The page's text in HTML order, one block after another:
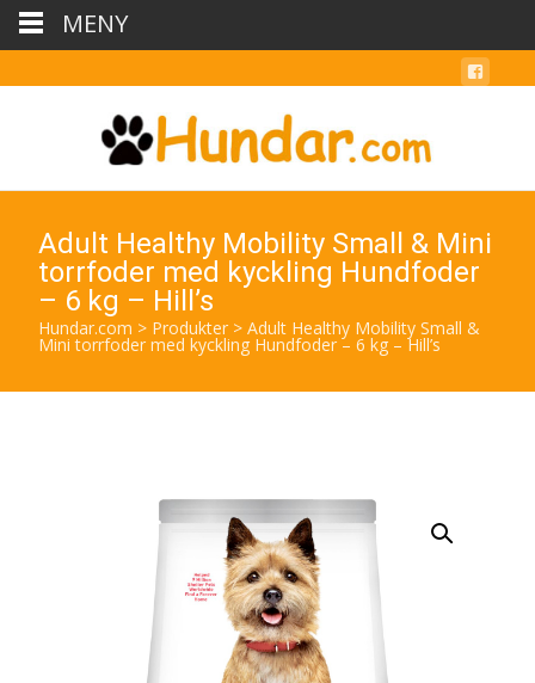
Adult Healthy Mobility Small & Mini
torrfoder med kyckling Hundfoder
– 6 kg – Hill’s
Hundar.com > Produkter > Adult Healthy Mobility Small &
Mini torrfoder med kyckling Hundfoder – 6 kg – Hill’s
MENY